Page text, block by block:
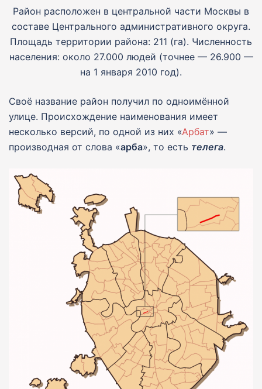
Район расположен в центральной части Москвы в
составе Центрального административного округа.
Площадь территории района: 211 (га). Численность
населения: около 27.000 людей (точнее — 26.900 —
на 1 января 2010 год).
Своё название район получил по одноимённой
улице. Происхождение наименования имеет
несколько версий, по одной из них «Арбат» —
производная от слова «арба», то есть телега.